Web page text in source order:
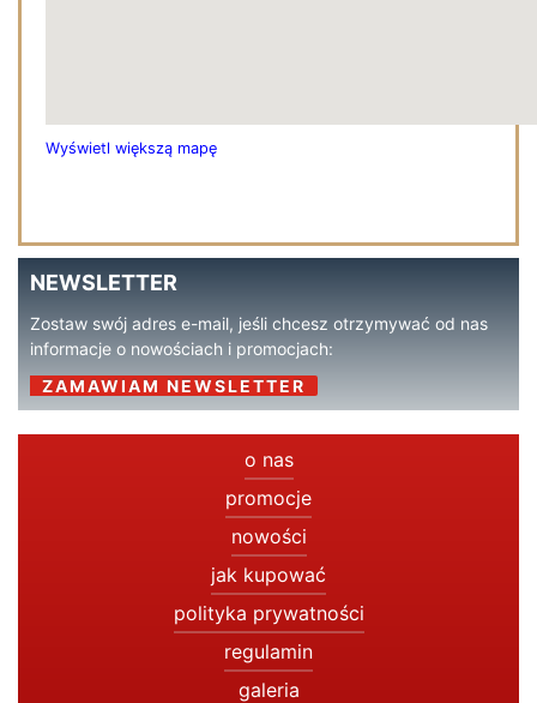
NEWSLETTER
Zostaw swój adres e-mail, jeśli chcesz otrzymywać od nas
informacje o nowościach i promocjach:
ZAMAWIAM NEWSLETTER
Wyświetl większą mapę
o nas
promocje
nowości
jak kupować
polityka prywatności
regulamin
galeria